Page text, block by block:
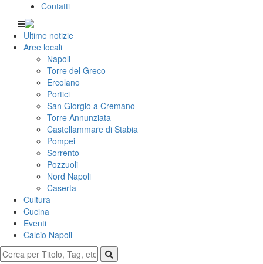
Contatti
Ultime notizie
Aree locali
Napoli
Torre del Greco
Ercolano
Portici
San Giorgio a Cremano
Torre Annunziata
Castellammare di Stabia
Pompei
Sorrento
Pozzuoli
Nord Napoli
Caserta
Cultura
Cucina
Eventi
Calcio Napoli